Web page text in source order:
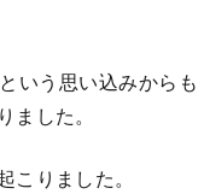
いう思い込みからも
した。
りました。